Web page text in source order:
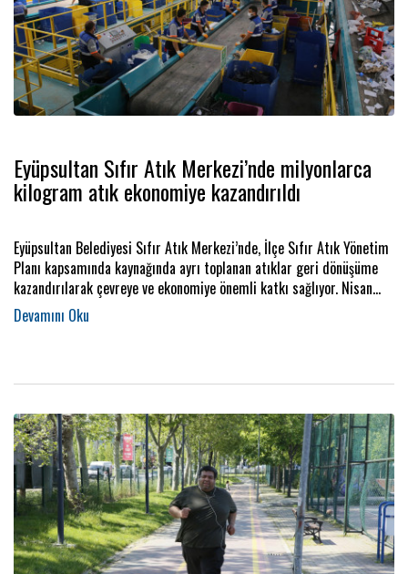
Eyüpsultan Sıfır Atık Merkezi’nde milyonlarca
kilogram atık ekonomiye kazandırıldı
Eyüpsultan Belediyesi Sıfır Atık Merkezi’nde, İlçe Sıfır Atık Yönetim
Planı kapsamında kaynağında ayrı toplanan atıklar geri dönüşüme
kazandırılarak çevreye ve ekonomiye önemli katkı sağlıyor. Nisan
2024’ten bu yana milyonlarca kilogram atık geri dönüştürülürken,
yüz binlerce ağacın kesilmesi önlendi, enerji ve su tasarrufu